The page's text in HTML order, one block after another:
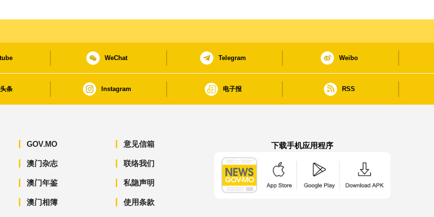
WeChat Telegram Weibo
条 Instagram 电子报 RSS
GOV.MO
澳门杂志
澳门年鉴
澳门相簿
意见信箱
联络我们
私隐声明
使用条款
下载手机应用程序